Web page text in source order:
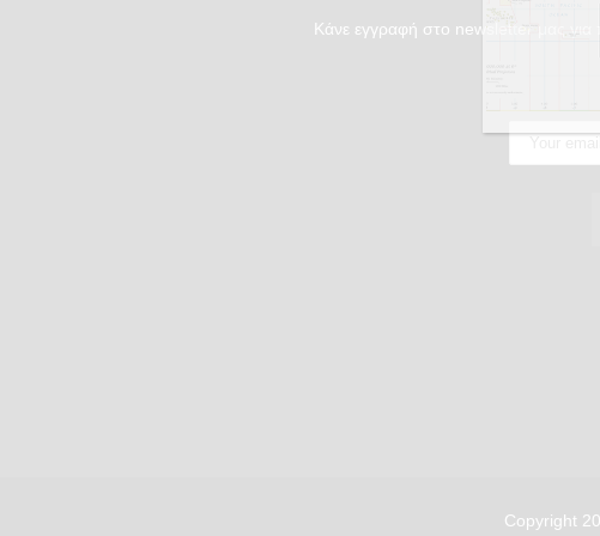
Κάνε εγγραφή στο newsletter μας για
Copyright